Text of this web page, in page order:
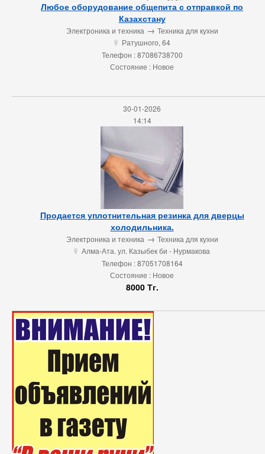
Любое оборудование общепита с отправкой по
Казахстану
Электроника и техника→ Техника для кухни
u
Ратушного, 64
Телефон : 87086738700
Состояние : Новое
30-01-2026
14:14
Продается уплотнительная резинка для дверцы
холодильника.
Электроника и техника→ Техника для кухни
u Алма-Ата. ул. Казыбек би - Нурмакова
Телефон : 87051708164
Состояние : Новое
8000 Тг.